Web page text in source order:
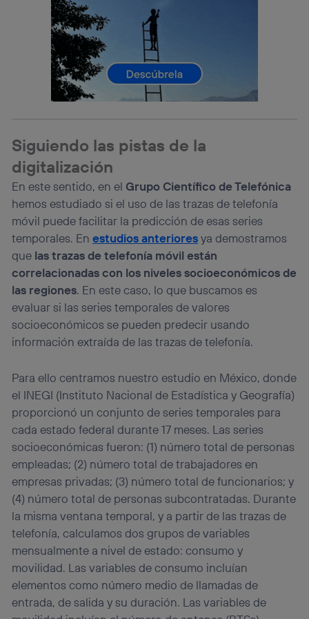
Siguiendo las pistas de la
digitalización
En este sentido, en el Grupo Científico de Telefónica
hemos estudiado si el uso de las trazas de telefonía
móvil puede facilitar la predicción de esas series
temporales. Enestudios anterioresya demostramos
que las trazas de telefonía móvil están
correlacionadas con los niveles socioeconómicos de
las regiones. En este caso, lo que buscamos es
evaluar si las series temporales de valores
socioeconómicos se pueden predecir usando
información extraída de las trazas de telefonía.
Para ello centramos nuestro estudio en México, donde
el INEGI (Instituto Nacional de Estadística y Geografía)
proporcionó un conjunto de series temporales para
cada estado federal durante 17 meses. Las series
socioeconómicas fueron: (1) número total de personas
empleadas; (2) número total de trabajadores en
empresas privadas; (3) número total de funcionarios; y
(4) número total de personas subcontratadas. Durante
la misma ventana temporal, y a partir de las trazas de
telefonía, calculamos dos grupos de variables
mensualmente a nivel de estado: consumo y
movilidad. Las variables de consumo incluían
elementos como número medio de llamadas de
entrada, de salida y su duración. Las variables de
(p. ej., número de teléfono móvil).
Este identificador se asigna a la conexión de internet, por
lo que cualquier persona que conecte su dispositivo y
consienta el uso de la tecnología recibirá el mismo
identificador. Típicamente:
Si utilizas una
conexión de banda ancha
el marketing o análisis se realizará en función de las
actividades de navegación de los miembros del hogar
que hayan dado su consentimiento.
Si utilizas datos móviles, el marketing será más
personalizado, ya que se basará únicamente en la
navegación del usuario del móvil.
Puedes gestionar los consentimientos Utiq seleccionando
“Administrar Utiq” en la parte inferior de esta página web o
visitando el portal de privacidad de Utiq
(“consenthub”) . Para más información, consulta
la política de privacidad de Utiq.